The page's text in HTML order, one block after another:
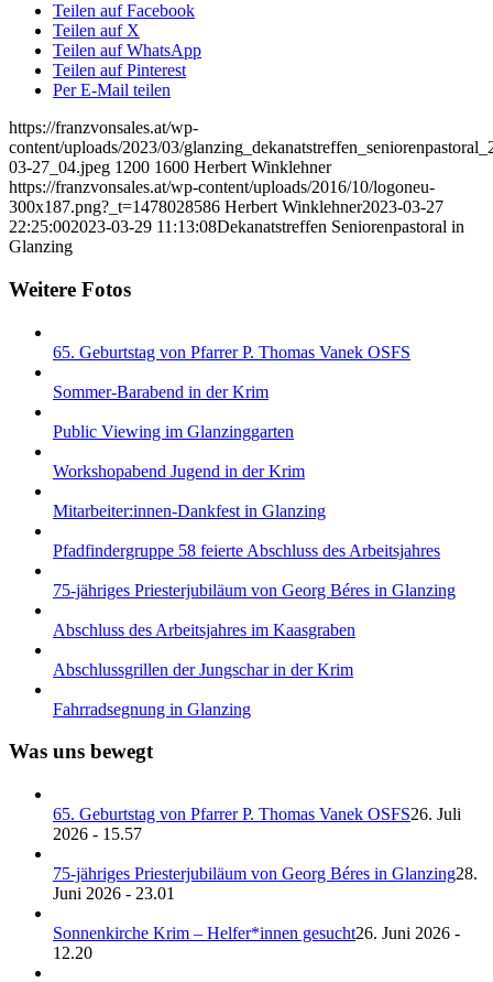
Teilen auf Facebook
Teilen auf X
Teilen auf WhatsApp
Teilen auf Pinterest
Per E-Mail teilen
https://franzvonsales.at/wp-
content/uploads/2023/03/
03-27_04.jpeg 1200 1600 Herbert Winklehner
https://franzvonsales.at/wp-content/uploads/2016/10/logoneu-
300x187.png?_t=1478028586 Herbert Winklehner2023-03-27
22:25:002023-03-29 11:13:08Dekanatstreffen Seniorenpastoral in
Glanzing
Weitere Fotos
65. Geburtstag von Pfarrer P. Thomas Vanek OSFS
Sommer-Barabend in der Krim
Public Viewing im Glanzinggarten
Workshopabend Jugend in der Krim
Mitarbeiter:innen-Dankfest in Glanzing
Pfadfindergruppe 58 feierte Abschluss des Arbeitsjahres
75-jähriges Priesterjubiläum von Georg Béres in Glanzing
Abschluss des Arbeitsjahres im Kaasgraben
Abschlussgrillen der Jungschar in der Krim
Fahrradsegnung in Glanzing
Was uns bewegt
65. Geburtstag von Pfarrer P. Thomas Vanek OSFS26. Juli
2026 - 15.57
75-jähriges Priesterjubiläum von Georg Béres in Glanzing28.
Juni 2026 - 23.01
Sonnenkirche Krim – Helfer*innen gesucht26. Juni 2026 -
12.20